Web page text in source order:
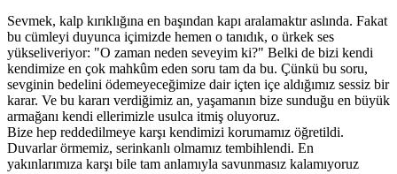
Sevmek, kalp kırıklığına en başından kapı aralamaktır aslında. Fakat
bu cümleyi duyunca içimizde hemen o tanıdık, o ürkek ses
yükseliveriyor: "O zaman neden seveyim ki?" Belki de bizi kendi
kendimize en çok mahkûm eden soru tam da bu. Çünkü bu soru,
sevginin bedelini ödemeyeceğimize dair içten içe aldığımız sessiz bir
karar. Ve bu kararı verdiğimiz an, yaşamanın bize sunduğu en büyük
armağanı kendi ellerimizle usulca itmiş oluyoruz.
Bize hep reddedilmeye karşı kendimizi korumamız öğretildi.
Duvarlar örmemiz, serinkanlı olmamız tembihlendi. En
yakınlarımıza karşı bile tam anlamıyla savunmasız kalamıyoruz